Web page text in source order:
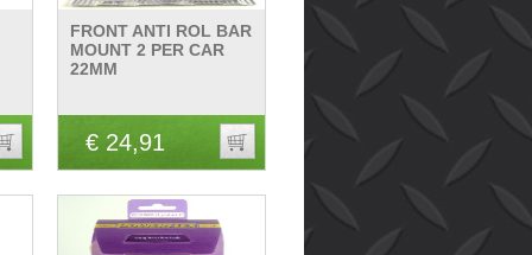
FRONT ANTI ROL BAR
MOUNT 2 PER CAR
22MM
€ 24,91